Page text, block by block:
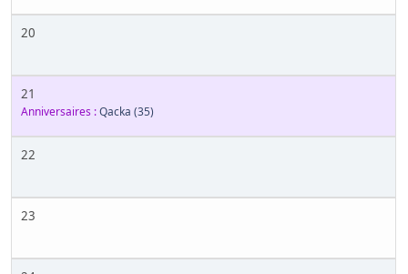
20
21
Anniversaires :Qacka (35)
22
23